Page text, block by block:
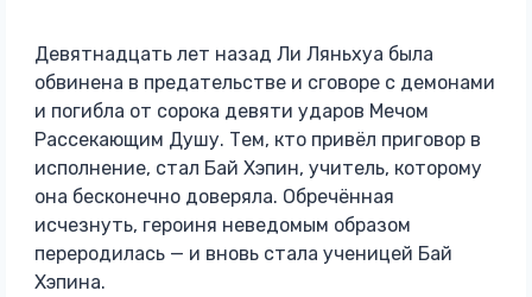
Девятнадцать лет назад Ли Ляньхуа была
обвинена в предательстве и сговоре с демонами
и погибла от сорока девяти ударов Мечом
Рассекающим Душу. Тем, кто привёл приговор в
исполнение, стал Бай Хэпин, учитель, которому
она бесконечно доверяла. Обречённая
исчезнуть, героиня неведомым образом
переродилась — и вновь стала ученицей Бай
Хэпина.